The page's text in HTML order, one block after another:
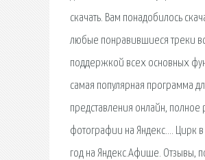
скачать. Вам понадобилось
любые понравившиеся треки
поддержкой всех основных
самая популярная программа
представления онлайн,
фотографии на Яндекс…. Цирк
год на Яндекс.Афише. Отзывы,